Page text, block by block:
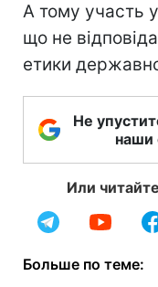
А тому участь у
що не
етики
Не
наши
Или
Больше по теме: